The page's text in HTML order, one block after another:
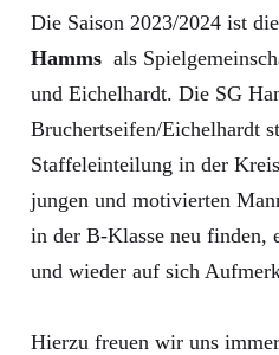
Die Saison 2023/2024 ist
Hamms als
und Eichelhardt. Die SG
Bruchertseifen/Eichelhardt
Staffeleinteilung in der
jungen und motivierten
in der B-Klasse neu finden,
und wieder auf sich
Hierzu freuen wir uns